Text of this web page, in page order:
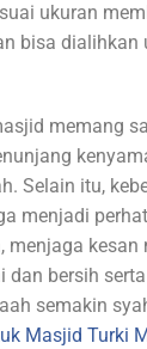
ukuran
bisa dialihkan
memang
Selain itu,
menjadi
menjaga kesan
dan bersih
semakin
Masjid Turki